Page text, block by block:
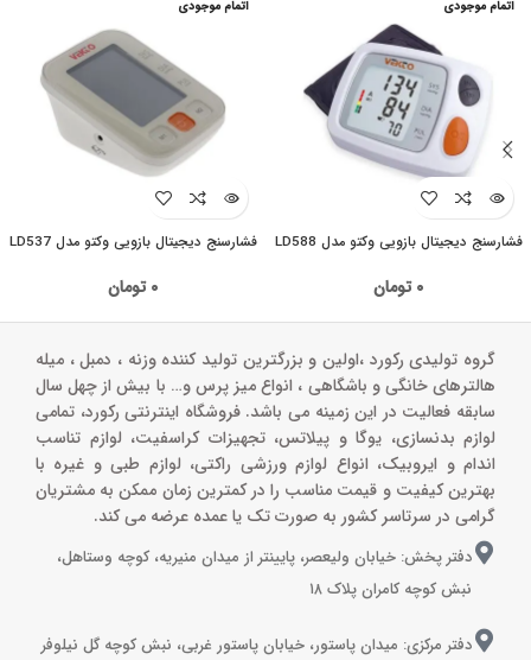
اتمام موجودی
فشارسنج دیجیتال بازویی وکتو مدل LD588
۰ تومان
اتمام موجودی
فشارسنج دیجیتال بازویی وکتو مدل LD537
۰ تومان
گروه تولیدی رکورد ،اولین و بزرگترین تولید کننده وزنه ، دمبل ، میله
هالترهای خانگی و باشگاهی ، انواع میز پرس و‌… با بیش از چهل سال
سابقه فعالیت در این زمینه می باشد. فروشگاه اینترنتی رکورد، تمامی
لوازم بدنسازی، یوگا و پیلاتس، تجهیزات کراسفیت، لوازم تناسب
اندام و ایروبیک، انواع لوازم ورزشی راکتی، لوازم طبی و غیره با
بهترین کیفیت و قیمت مناسب را در کمترین زمان ممکن به مشتریان
گرامی در سرتاسر کشور به صورت تک یا عمده عرضه می کند.
دفتر پخش: خیابان ولیعصر، پایینتر از میدان منیریه، کوچه وستاهل،
نبش کوچه کامران پلاک ۱۸
دفتر مرکزی: میدان پاستور، خیابان پاستور غربی، نبش کوچه گل نیلوفر